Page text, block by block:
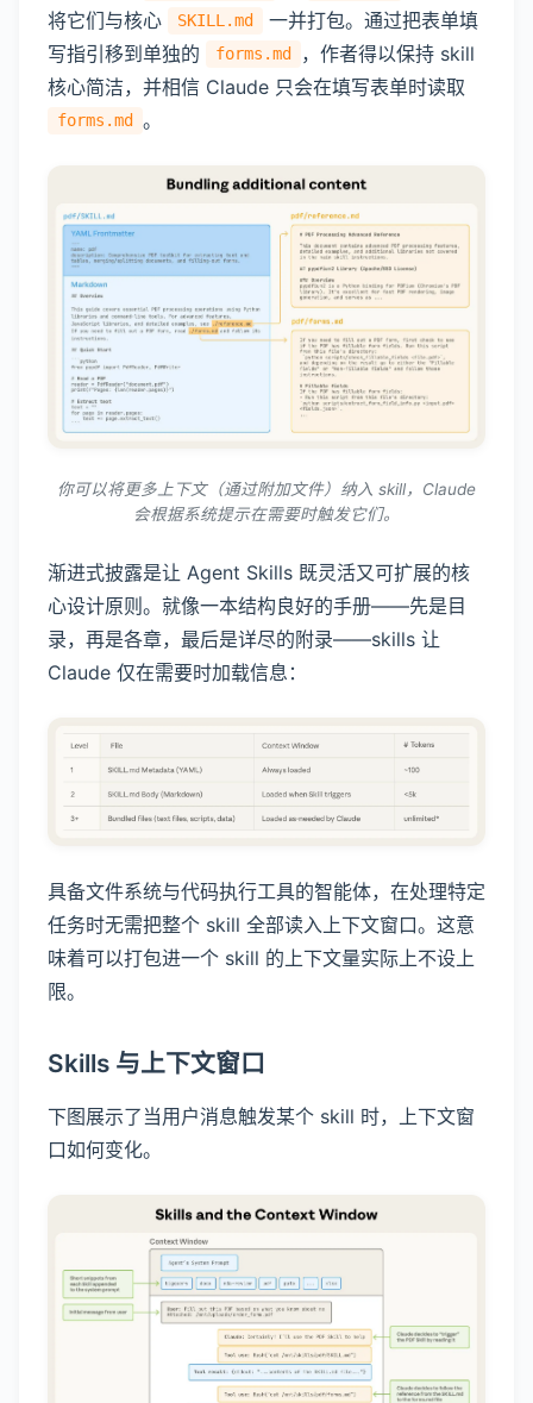
将它们与核心
SKILL.md
一并打包。通过把表单填
写指引移到单独的
forms.md
，作者得以保持 skill
核心简洁，并相信 Claude 只会在填写表单时读取
forms.md 。
你可以将更多上下文（通过附加文件）纳入 skill，Claude
会根据系统提示在需要时触发它们。
渐进式披露是让 Agent Skills 既灵活又可扩展的核
心设计原则。就像一本结构良好的手册——先是目
录，再是各章，最后是详尽的附录——skills 让
Claude 仅在需要时加载信息：
具备文件系统与代码执行工具的智能体，在处理特定
任务时无需把整个 skill 全部读入上下文窗口。这意
味着可以打包进一个 skill 的上下文量实际上不设上
限。
Skills 与上下文窗口
下图展示了当用户消息触发某个 skill 时，上下文窗
口如何变化。